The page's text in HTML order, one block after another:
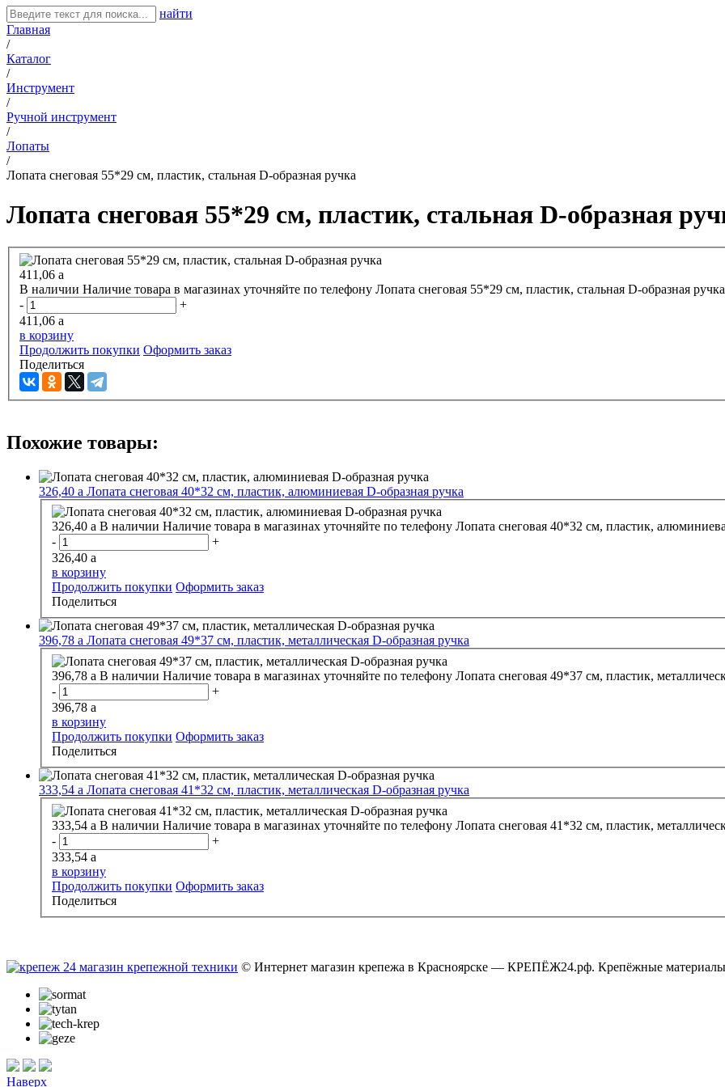
найти
Главная
/
Каталог
/
Инструмент
/
Ручной инструмент
/
Лопаты
/
Лопата снеговая 55*29 см, пластик, стальная D-образная ручка
Лопата снеговая 55*29 см, пластик, стальная D-образная
411,06 a
В наличии Наличие товара в магазинах уточняйте по телефону Лопата снеговая 55*29 см, пластик, стальная D-образная ручка
-
+
411,06 a
в корзину
Продолжить покупки Оформить заказ
Поделиться
Похожие товары:
326,40 a Лопата снеговая 40*32 см, пластик, алюминиевая D-образная ручка
326,40 a В наличии Наличие товара в магазинах уточняйте по телефону Лопата снеговая 40*32 см, пластик,
-
+
326,40 a
в корзину
Продолжить покупки Оформить заказ
Поделиться
396,78 a Лопата снеговая 49*37 см, пластик, металлическая D-образная ручка
396,78 a В наличии Наличие товара в магазинах уточняйте по телефону Лопата снеговая 49*37 см, пластик,
-
+
396,78 a
в корзину
Продолжить покупки Оформить заказ
Поделиться
333,54 a Лопата снеговая 41*32 см, пластик, металлическая D-образная ручка
333,54 a В наличии Наличие товара в магазинах уточняйте по телефону Лопата снеговая 41*32 см, пластик,
-
+
333,54 a
в корзину
Продолжить покупки Оформить заказ
Поделиться
© Интернет магазин крепежа в Красноярске — КРЕПЁЖ24.рф. Крепёжные
Наверх